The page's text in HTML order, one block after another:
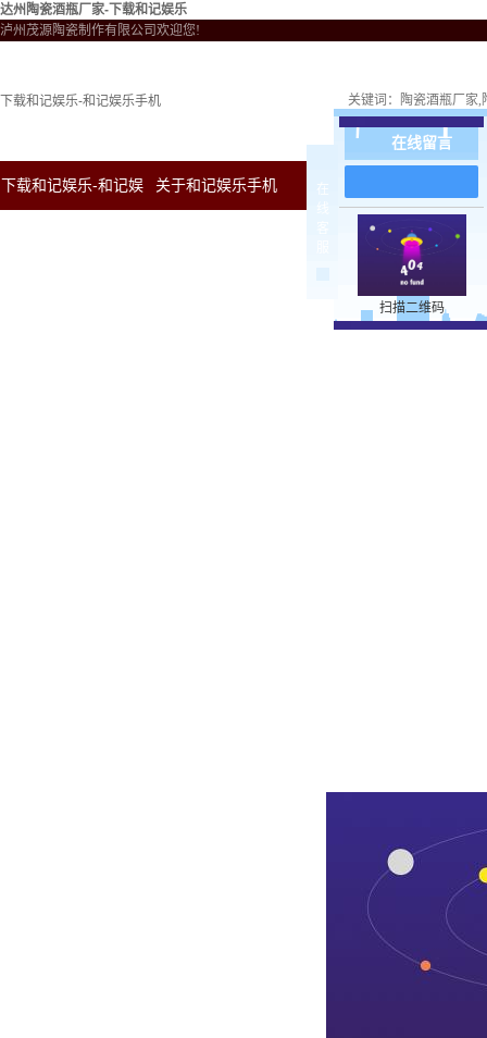
达州陶瓷酒瓶厂家-下载和记娱乐
泸州茂源陶瓷制作有限公司欢迎您!
下载和记娱乐-和记娱乐手机 关键词： 陶瓷酒瓶厂家
下载和记娱乐-和记娱 关于和记娱乐手机
在
在线留言
扫描二维码